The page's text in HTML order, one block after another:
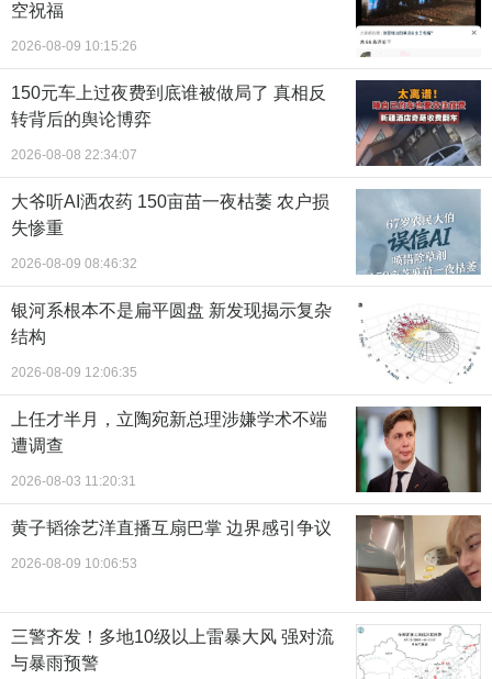
空祝福
2026-08-09 10:15:26
150元车上过夜费到底谁被做局了 真相反
转背后的舆论博弈
2026-08-08 22:34:07
大爷听AI洒农药 150亩苗一夜枯萎 农户损
失惨重
2026-08-09 08:46:32
银河系根本不是扁平圆盘 新发现揭示复杂
结构
2026-08-09 12:06:35
上任才半月，立陶宛新总理涉嫌学术不端
遭调查
2026-08-03 11:20:31
黄子韬徐艺洋直播互扇巴掌 边界感引争议
2026-08-09 10:06:53
三警齐发！多地10级以上雷暴大风 强对流
与暴雨预警